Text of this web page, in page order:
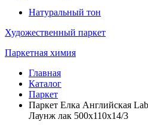
Натуральный тон
Художественный паркет
Паркетная химия
Главная
Каталог
Паркет
Паркет Елка Английская
Лаунж лак 500х110х14/3